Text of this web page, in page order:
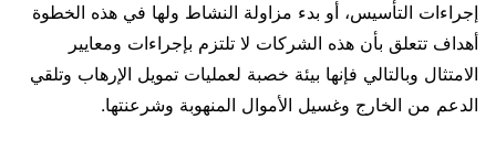
إجراءات التأسيس، أو بدء مزاولة النشاط ولها في هذه الخطوة
أهداف تتعلق بأن هذه الشركات لا تلتزم بإجراءات ومعايير
الامتثال وبالتالي فإنها بيئة خصبة لعمليات تمويل الإرهاب وتلقي
الدعم من الخارج وغسيل الأموال المنهوبة وشرعنتها.